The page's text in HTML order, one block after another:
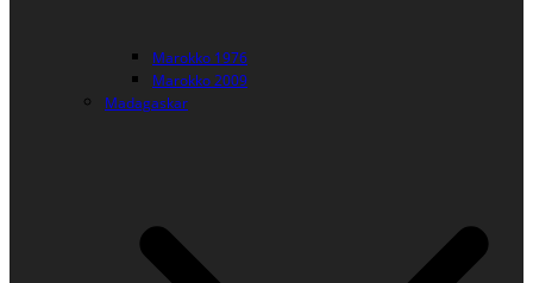
Marokko 1976
Marokko 2009
Madagaskar